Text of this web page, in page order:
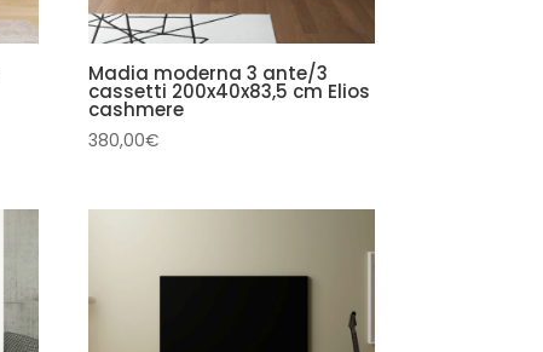
Madia moderna 3 ante/3
cassetti 200x40x83,5 cm Elios
cashmere
380,00€